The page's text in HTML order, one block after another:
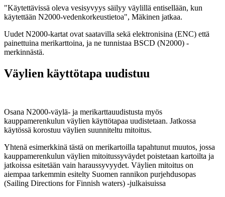
"Käytettävissä oleva vesisyvyys säilyy väylillä entisellään, kun
käytettään N2000-vedenkorkeustietoa", Mäkinen jatkaa.
Uudet N2000-kartat ovat saatavilla sekä elektronisina (ENC) että
painettuina merikarttoina, ja ne tunnistaa BSCD (N2000) -
merkinnästä.
Väylien käyttötapa uudistuu
Osana N2000-väylä- ja merikarttauudistusta myös
kauppamerenkulun väylien käyttötapaa uudistetaan. Jatkossa
käytössä korostuu väylien suunniteltu mitoitus.
Yhtenä esimerkkinä tästä on merikartoilla tapahtunut muutos, jossa
kauppamerenkulun väylien mitoitussyväydet poistetaan kartoilta ja
jatkoissa esitetään vain haraussyvyydet. Väylien mitoitus on
aiempaa tarkemmin esitelty Suomen rannikon purjehdusopas
(Sailing Directions for Finnish waters) -julkaisuissa